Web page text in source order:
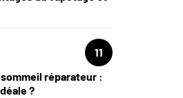
11
réparateur :
?